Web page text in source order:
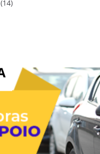
(14)